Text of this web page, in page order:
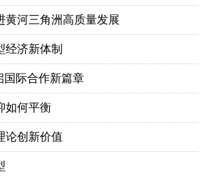
黄河三角洲高质量发展
经济新体制
国际合作新篇章
如何平衡
论创新价值